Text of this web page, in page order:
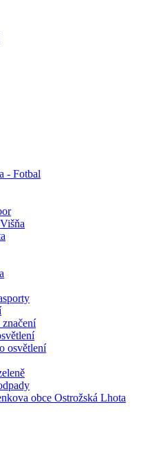
- Fotbal
osvětlení
obce Ostrožská Lhota